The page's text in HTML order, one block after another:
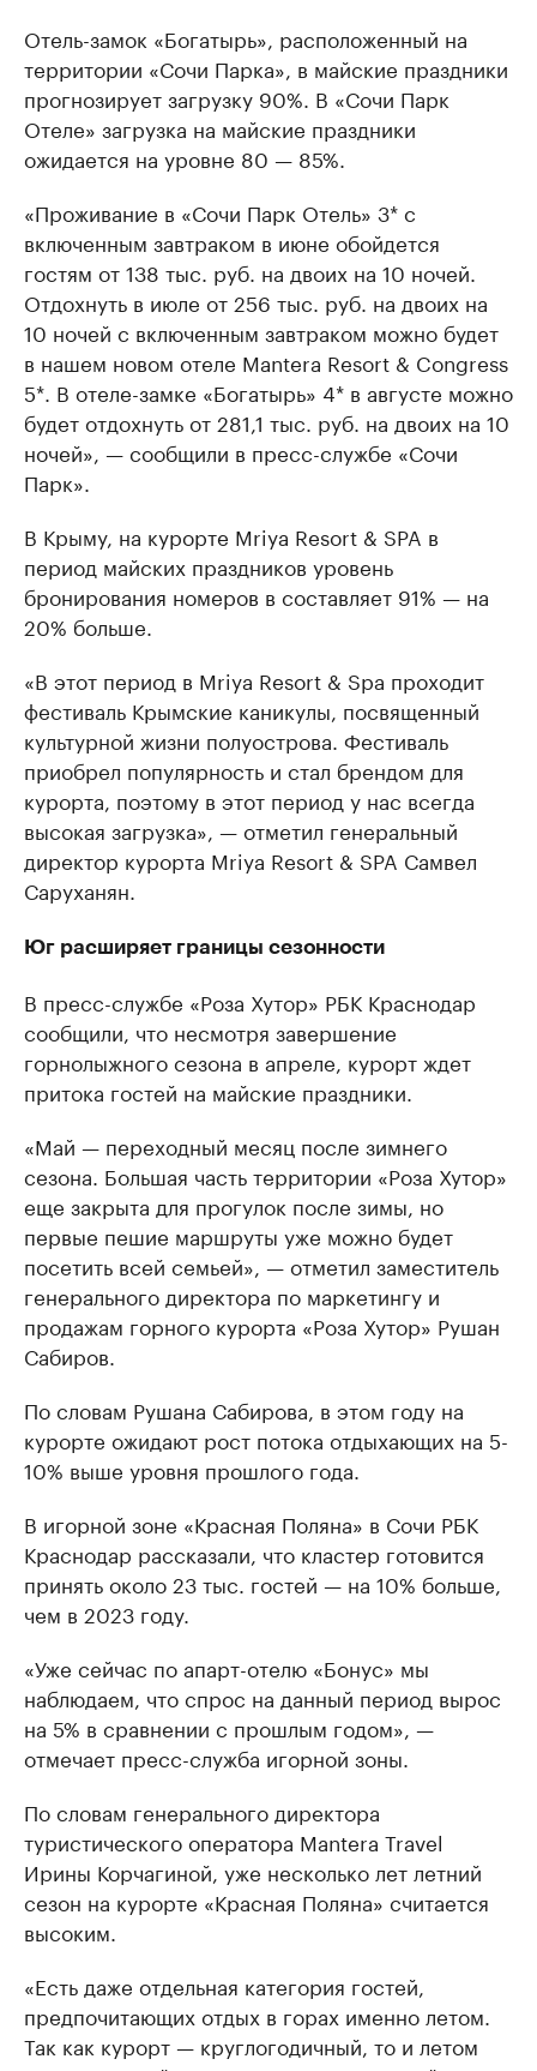
Отель-замок «Богатырь», расположенный на
территории «Сочи Парка», в майские праздники
прогнозирует загрузку 90%. В «Сочи Парк
Отеле» загрузка на майские праздники
ожидается на уровне 80 — 85%.
«Проживание в «Сочи Парк Отель» 3* с
включенным завтраком в июне обойдется
гостям от 138 тыс. руб. на двоих на 10 ночей.
Отдохнуть в июле от 256 тыс. руб. на двоих на
10 ночей с включенным завтраком можно будет
в нашем новом отеле Mantera Resort & Congress
5*. В отеле-замке «Богатырь» 4* в августе можно
будет отдохнуть от 281,1 тыс. руб. на двоих на 10
ночей», — сообщили в пресс-службе «Сочи
Парк».
В Крыму, на курорте Mriya Resort & SPA в
период майских праздников уровень
бронирования номеров в составляет 91% — на
20% больше.
«В этот период в Mriya Resort & Spa проходит
фестиваль Крымские каникулы, посвященный
культурной жизни полуострова. Фестиваль
приобрел популярность и стал брендом для
курорта, поэтому в этот период у нас всегда
высокая загрузка», — отметил генеральный
директор курорта Mriya Resort & SPA Самвел
Саруханян.
Юг расширяет границы сезонности
В пресс-службе «Роза Хутор» РБК Краснодар
сообщили, что несмотря завершение
горнолыжного сезона в апреле, курорт ждет
притока гостей на майские праздники.
«Май — переходный месяц после зимнего
сезона. Большая часть территории «Роза Хутор»
еще закрыта для прогулок после зимы, но
первые пешие маршруты уже можно будет
посетить всей семьей», — отметил заместитель
генерального директора по маркетингу и
продажам горного курорта «Роза Хутор» Рушан
Сабиров.
По словам Рушана Сабирова, в этом году на
курорте ожидают рост потока отдыхающих на 5-
10% выше уровня прошлого года.
В игорной зоне «Красная Поляна» в Сочи РБК
Краснодар рассказали, что кластер готовится
принять около 23 тыс. гостей — на 10% больше,
чем в 2023 году.
«Уже сейчас по апарт-отелю «Бонус» мы
наблюдаем, что спрос на данный период вырос
на 5% в сравнении с прошлым годом», —
отмечает пресс-служба игорной зоны.
По словам генерального директора
туристического оператора Mantera Travel
Ирины Корчагиной, уже несколько лет летний
сезон на курорте «Красная Поляна» считается
высоким.
«Есть даже отдельная категория гостей,
предпочитающих отдых в горах именно летом.
Так как курорт — круглогодичный, то и летом